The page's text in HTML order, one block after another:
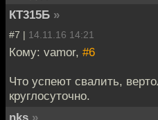
КТ315Б »
#7 | 14.11.16 14:21
Кому: vamor, #6
Что успеют свалить,
круглосуточно.
nks »